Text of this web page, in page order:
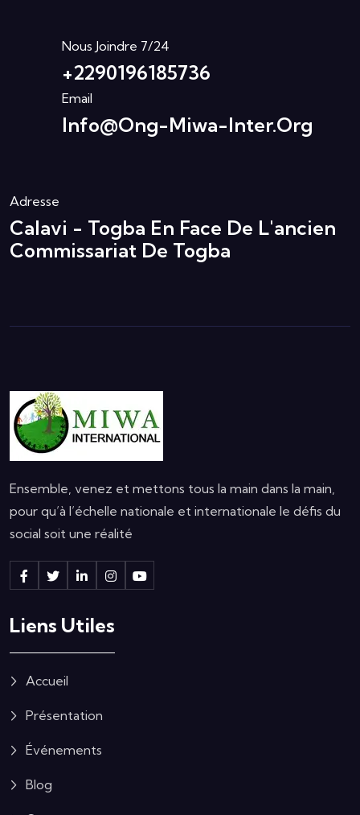
Nous Joindre 7/24
+2290196185736
Email
Info@ong-Miwa-Inter.org
Adresse
Calavi - Togba En Face De L'ancien
Commissariat De Togba
Ensemble, venez et mettons tous la main dans la main,
pour qu’à l’échelle nationale et internationale le défis du
social soit une réalité
Liens Utiles
Accueil
Présentation
Événements
Blog